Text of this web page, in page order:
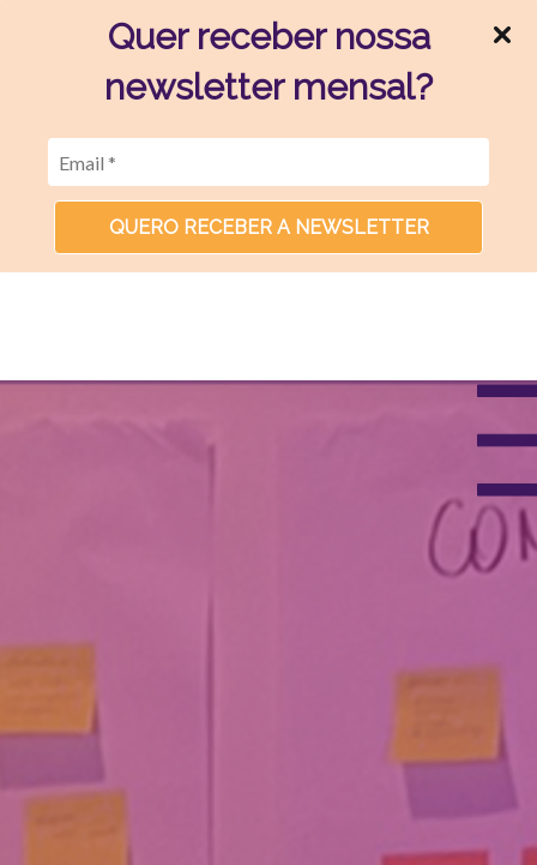
Quer receber nossa
newsletter mensal?
QUERO RECEBER A NEWSLETTER